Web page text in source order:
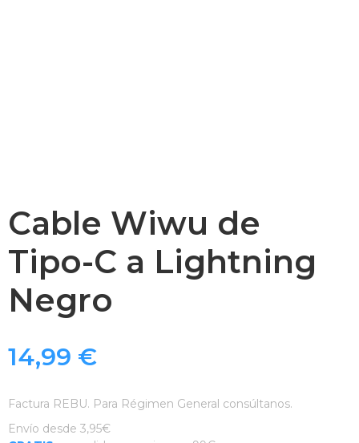
Cable Wiwu de
Tipo-C a Lightning
Negro
14,99 €
Factura REBU. Para Régimen General consúltanos.
Envío desde 3,95€